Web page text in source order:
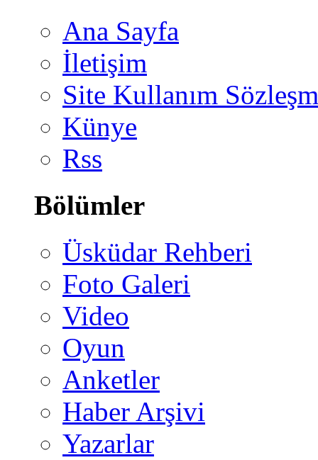
Ana Sayfa
İletişim
Site Kullanım
Künye
Rss
Bölümler
Üsküdar Rehberi
Foto Galeri
Video
Oyun
Anketler
Haber Arşivi
Yazarlar